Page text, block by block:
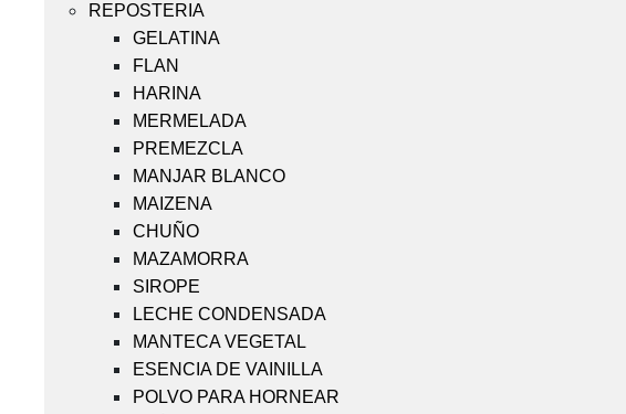
REPOSTERIA
GELATINA
FLAN
HARINA
MERMELADA
PREMEZCLA
MANJAR BLANCO
MAIZENA
CHUÑO
MAZAMORRA
SIROPE
LECHE CONDENSADA
MANTECA VEGETAL
ESENCIA DE VAINILLA
POLVO PARA HORNEAR